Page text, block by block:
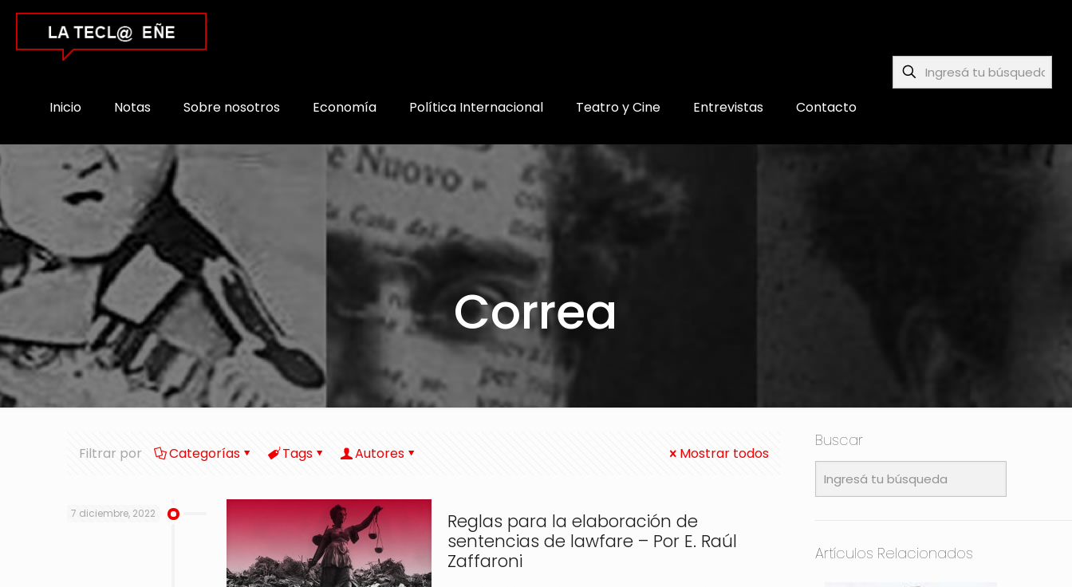
Inicio Notas Sobre nosotros Economía Política Internacional Teatro y Cine Entrevistas Contacto
Correa
Filtrar por Categorías Tags Autores Mostrar todos
7 diciembre, 2022
Reglas para la elaboración de
sentencias de lawfare – Por E. Raúl
Zaffaroni
Buscar
Artículos Relacionados